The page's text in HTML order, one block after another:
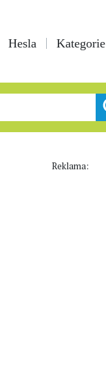
Hesla Kategorie
Reklama: